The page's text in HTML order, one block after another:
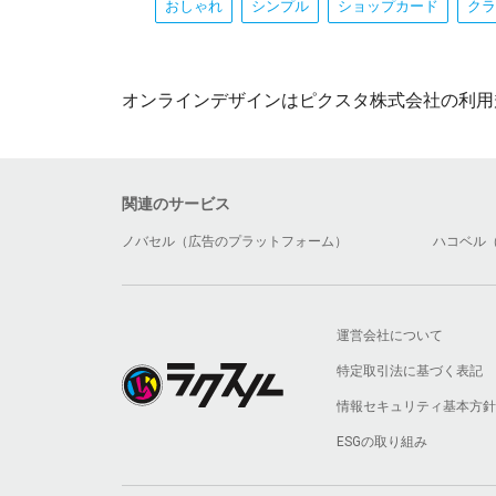
おしゃれ シンプル ショップカード ク
オンラインデザインはピクスタ株式会社の利
関連のサービス
ノバセル（広告のプラットフォーム） ハコベル
運営会社について
特定取引法に基づく表記
情報セキュリティ基本方針
ESGの取り組み